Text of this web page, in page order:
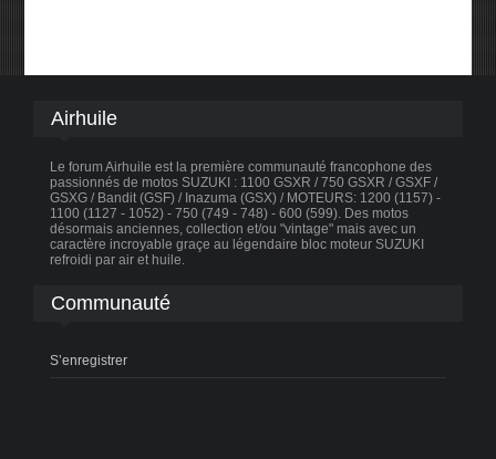
Airhuile
Le forum Airhuile est la première communauté francophone des
passionnés de motos SUZUKI : 1100 GSXR / 750 GSXR / GSXF /
GSXG / Bandit (GSF) / Inazuma (GSX) / MOTEURS: 1200 (1157) -
1100 (1127 - 1052) - 750 (749 - 748) - 600 (599). Des motos
désormais anciennes, collection et/ou "vintage" mais avec un
caractère incroyable graçe au légendaire bloc moteur SUZUKI
refroidi par air et huile.
Communauté
S’enregistrer